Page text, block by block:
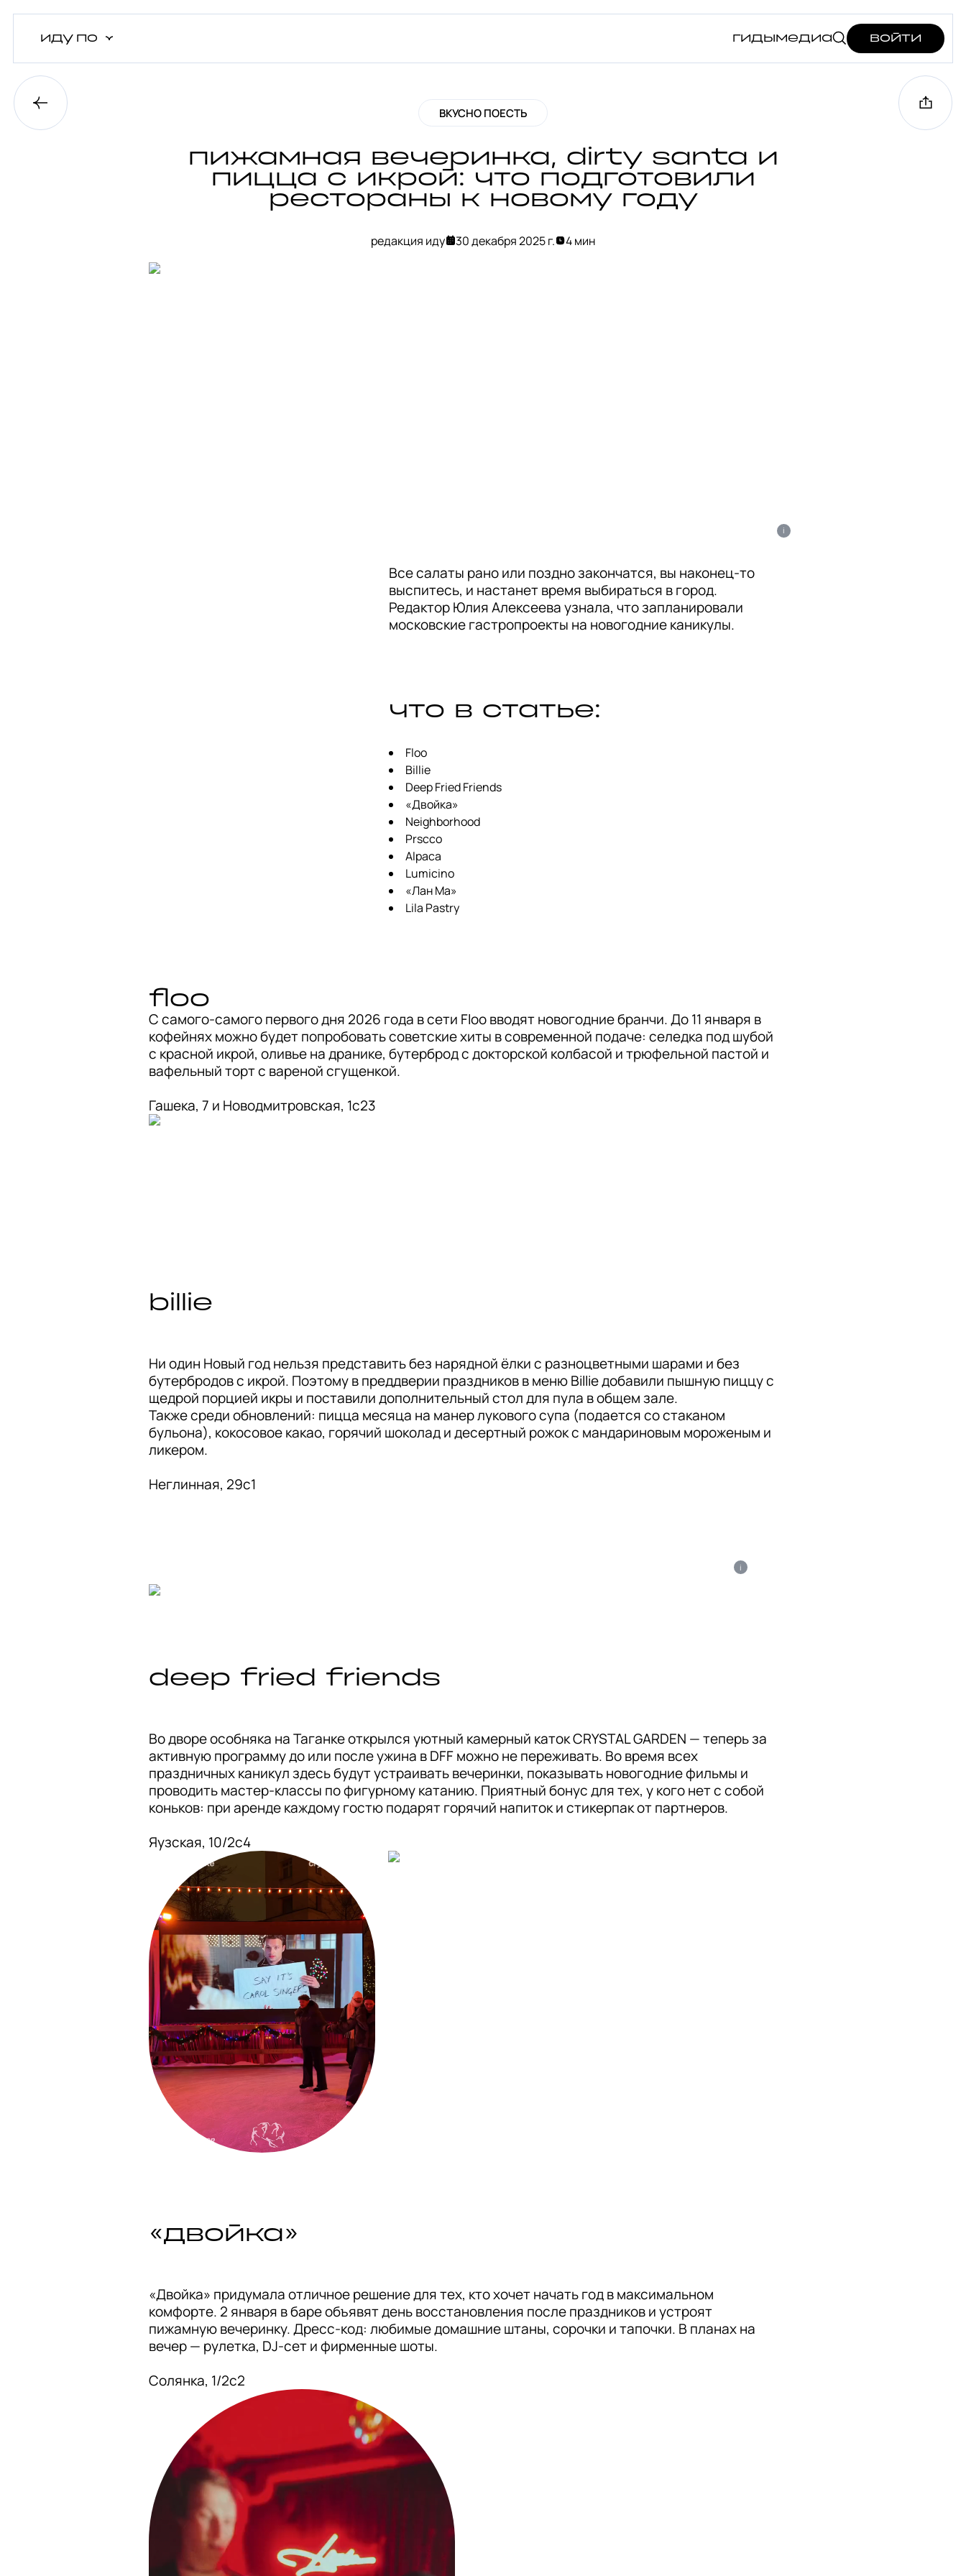
иду по гидымедиа войти
ВКУСНО ПОЕСТЬ
пижамная вечеринка, dirty santa и
пицца с икрой: что подготовили
рестораны к новому году
редакция иду 30 декабря 2025 г. 4 мин
i
Все салаты рано или поздно закончатся, вы наконец-то
выспитесь, и настанет время выбираться в город.
Редактор Юлия Алексеева узнала, что запланировали
московские гастропроекты на новогодние каникулы.
что в статье:
Floo
Billie
Deep Fried Friends
«Двойка»
Neighborhood
Prscco
Alpaca
Lumicino
«Лан Ма»
Lila Pastry
floo
С самого-самого первого дня 2026 года в сети Floo вводят новогодние бранчи. До 11 января в
кофейнях можно будет попробовать советские хиты в современной подаче: селедка под шубой
с красной икрой, оливье на дранике, бутерброд с докторской колбасой и трюфельной пастой и
вафельный торт с вареной сгущенкой.
Гашека, 7 и Новодмитровская, 1с23
Ни один Новый год нельзя представить без нарядной ёлки с разноцветными шарами и без
бутербродов с икрой. Поэтому в преддверии праздников в меню Billie добавили пышную пиццу с
щедрой порцией икры и поставили дополнительный стол для пула в общем зале.
Также среди обновлений: пицца месяца на манер лукового супа (подается со стаканом
бульона), кокосовое какао, горячий шоколад и десертный рожок с мандариновым мороженым и
ликером.
Неглинная, 29с1
i
deep fried friends
Во дворе особняка на Таганке открылся уютный камерный каток CRYSTAL GARDEN — теперь за
активную программу до или после ужина в DFF можно не переживать. Во время всех
праздничных каникул здесь будут устраивать вечеринки, показывать новогодние фильмы и
проводить мастер-классы по фигурному катанию. Приятный бонус для тех, у кого нет с собой
коньков: при аренде каждому гостю подарят горячий напиток и стикерпак от партнеров.
Яузская, 10/2с4
«Двойка» придумала отличное решение для тех, кто хочет начать год в максимальном
комфорте. 2 января в баре объявят день восстановления после праздников и устроят
пижамную вечеринку. Дресс-код: любимые домашние штаны, сорочки и тапочки. В планах на
вечер — рулетка, DJ-сет и фирменные шоты.
Солянка, 1/2с2